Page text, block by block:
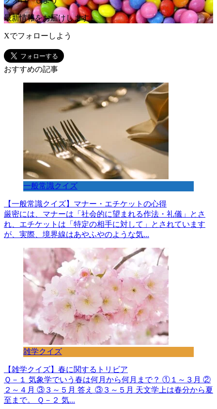
最新情報をお届けします
Xでフォローしよう
おすすめの記事
一般常識クイズ
【一般常識クイズ】マナー・エチケットの心得
厳密には、マナーは「社会的に望まれる作法・礼儀」とさ
れ、エチケットは「特定の相手に対して」とされています
が、実際、境界線はあやふやのような気...
雑学クイズ
【雑学クイズ】春に関するトリビア
Ｑ－１ 気象学でいう春は何月から何月まで？ ①１～３月 ②
２～４月 ③３～５月 答え ③３～５月 天文学上は春分から夏
至まで。 Ｑ－２ 気...